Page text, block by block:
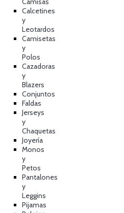
Calcetines
y
Leotardos
Camisetas
y
Polos
Cazadoras
y
Blazers
Conjuntos
Faldas
Jerseys
y
Chaquetas
Joyería
Monos
y
Petos
Pantalones
y
Leggins
Pijamas